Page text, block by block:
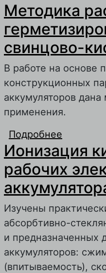
Методика
свинцово-
В работе на основе
конструкционных
аккумуляторов
применения.
Подробнее
Ионизация
рабочих
Изучены
абсорбтивно-
и предназначенных
аккумуляторов:
(впитываемость),